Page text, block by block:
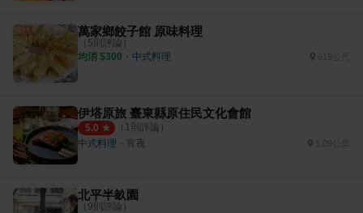
萬家鄉餃子館 原味料理
（ 5則評論）
均消 $300 ・ 中式料理
伊塔原旅 臺東縣原住民文化會館
5.0 （ 1 則評論）
中式料理 ・ 宵夜
北平半畝園
（ 9則評論）